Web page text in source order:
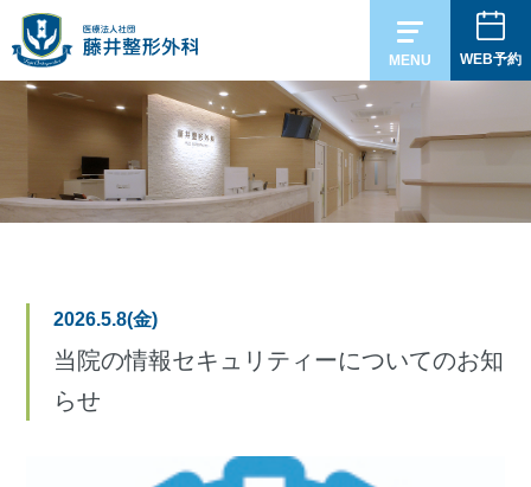
MENU WEB予約
2026.5.8(金)
当院の情報セキュリティーについてのお知
らせ